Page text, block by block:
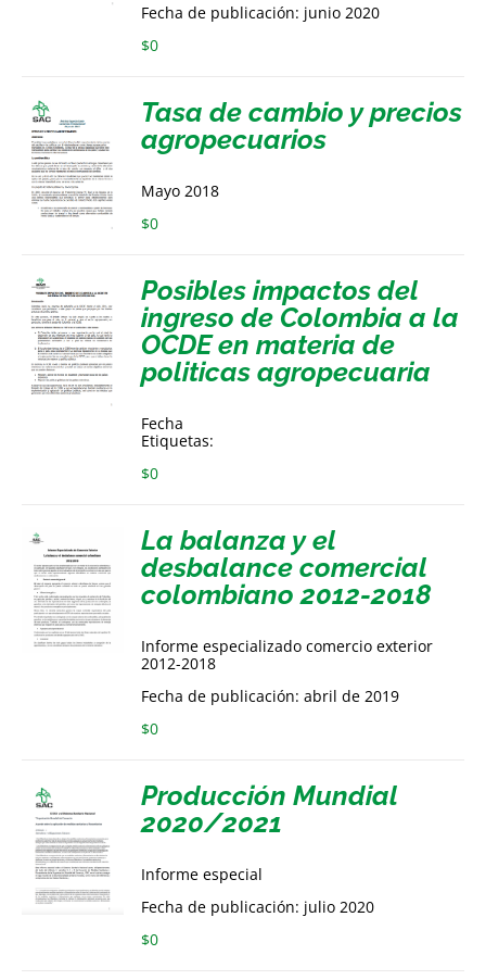
Fecha de publicación: junio 2020
$0
Tasa de cambio y precios
agropecuarios
Mayo 2018
$0
Posibles impactos del
ingreso de Colombia a la
OCDE en materia de
politicas agropecuaria
Fecha
Etiquetas:
$0
La balanza y el
desbalance comercial
colombiano 2012-2018
Informe especializado comercio exterior
2012-2018
Fecha de publicación: abril de 2019
$0
Producción Mundial
2020/2021
Informe especial
Fecha de publicación: julio 2020
$0